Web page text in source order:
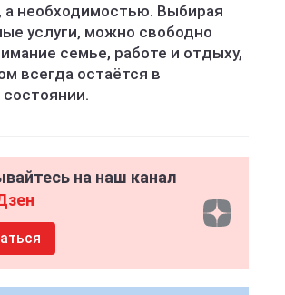
а необходимостью. Выбирая
услуги, можно свободно
семье, работе и отдыху,
всегда остаётся в
на наш канал